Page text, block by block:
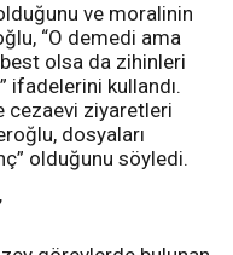
ve moralinin
“O demedi ama
olsa da zihinleri
ifadelerini kullandı.
cezaevi ziyaretleri
dosyaları
olduğunu söyledi.